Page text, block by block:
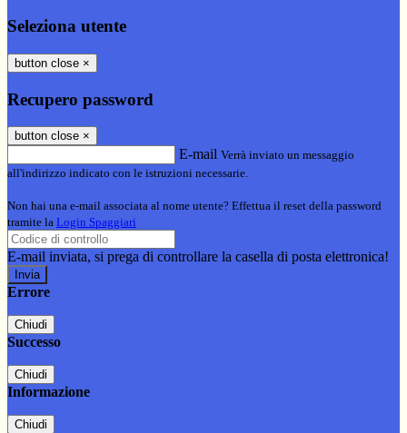
Seleziona utente
button close ×
Recupero password
button close ×
E-mail Verrà inviato un messaggio
all'indirizzo indicato con le istruzioni necessarie.
Non hai una e-mail associata al nome utente? Effettua il reset della password
tramite la Login Spaggiari
E-mail inviata, si prega di controllare la casella di posta elettronica!
Errore
Chiudi
Successo
Chiudi
Informazione
Chiudi